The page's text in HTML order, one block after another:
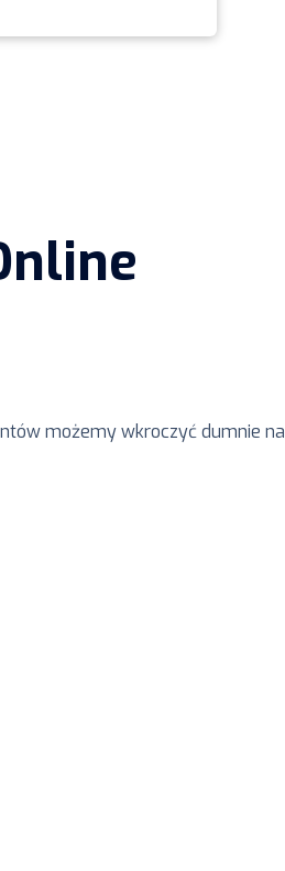
możemy wkroczyć dumnie na